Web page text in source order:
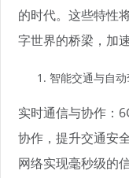
的时代。这些特性
字世界的桥梁，加
智能交通与自动
实时通信与协作：
协作，提升交通安
网络实现毫秒级的